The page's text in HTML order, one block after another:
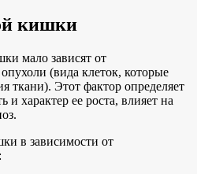
кишки
мало зависят от
(вида клеток, которые
ткани). Этот фактор определяет
и характер ее роста, влияет на
в зависимости от